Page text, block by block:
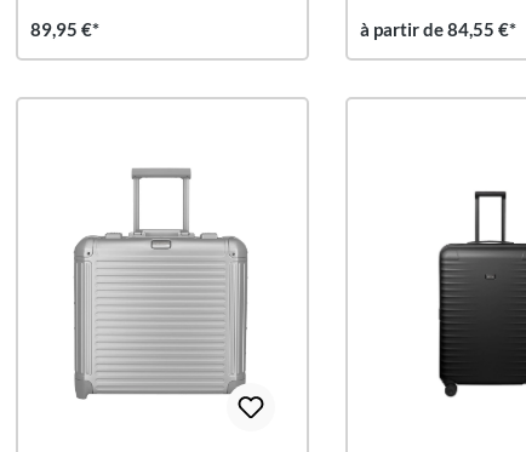
89,95 €* à partir de 84,55 €*